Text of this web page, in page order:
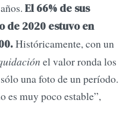
El 66% de sus
de 2020 estuvo en
Históricamente, con un
el valor ronda los
una foto de un período.
es muy poco estable”,